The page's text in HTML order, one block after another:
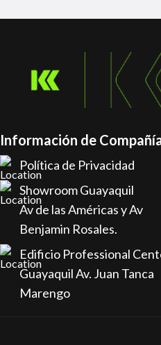
Información de
Política de Privacidad
Showroom Guayaquil
Av de las Américas y Av
Benjamin Rosales.
Edificio Professional
Guayaquil Av. Juan Tanca
Marengo